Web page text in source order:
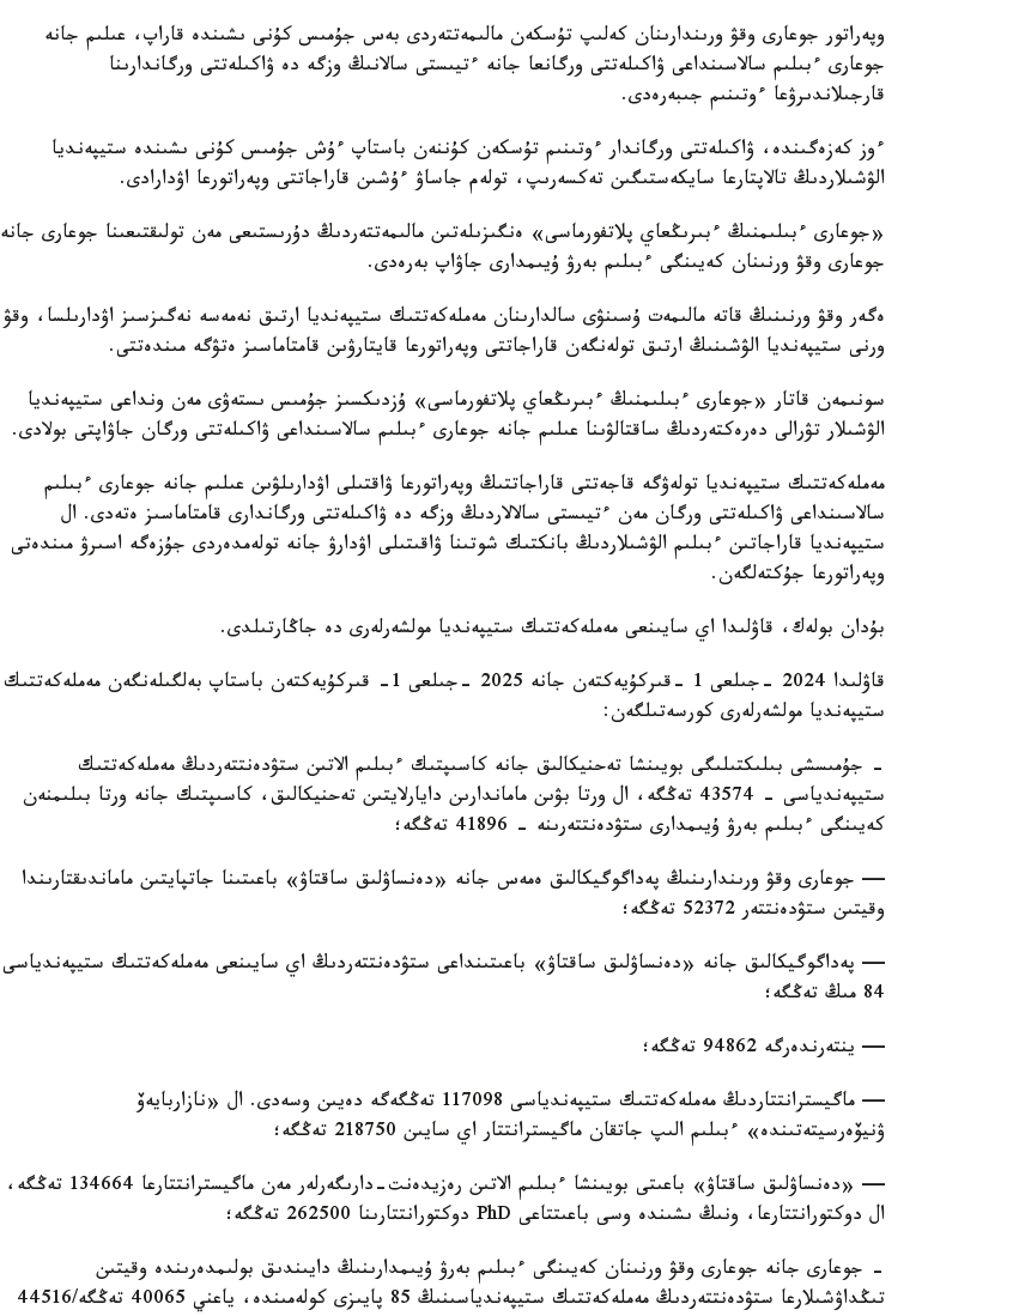
وپەراتور جوعارى وقۋ ورىندارىنان كەلىپ تۇسكەن مالىمەتتەردى بەس جۇمىس كۇنى ىشىندە قاراپ، عىلىم جانە
جوعارى ءبىلىم سالاسىنداعى ۋاكىلەتتى ورگانعا جانە ءتيىستى سالانىڭ وزگە دە ۋاكىلەتتى ورگاندارىنا
قارجىلاندىرۋعا ءوتىنىم جىبەرەدى.
ءوز كەزەگىندە، ۋاكىلەتتى ورگاندار ءوتىنىم تۇسكەن كۇننەن باستاپ ءۇش جۇمىس كۇنى ىشىندە ستيپەنديا
الۋشىلاردىڭ تالاپتارعا سايكەستىگىن تەكسەرىپ، تولەم جاساۋ ءۇشىن قاراجاتتى وپەراتورعا اۋدارادى.
«جوعارى ءبىلىمنىڭ ءبىرىڭعاي پلاتفورماسى» ەنگىزىلەتىن مالىمەتتەردىڭ دۇرىستىعى مەن تولىقتىعىنا جوعارى جانە
جوعارى وقۋ ورنىنان كەيىنگى ءبىلىم بەرۋ ۇيىمدارى جاۋاپ بەرەدى.
ەگەر وقۋ ورنىنىڭ قاتە مالىمەت ۇسىنۋى سالدارىنان مەملەكەتتىك ستيپەنديا ارتىق نەمەسە نەگىزسىز اۋدارىلسا، وقۋ
ورنى ستيپەنديا الۋشىنىڭ ارتىق تولەنگەن قاراجاتتى وپەراتورعا قايتارۋىن قامتاماسىز ەتۋگە مىندەتتى.
سونىمەن قاتار «جوعارى ءبىلىمنىڭ ءبىرىڭعاي پلاتفورماسى» ۇزدىكسىز جۇمىس ىستەۋى مەن ونداعى ستيپەنديا
الۋشىلار تۋرالى دەرەكتەردىڭ ساقتالۋىنا عىلىم جانە جوعارى ءبىلىم سالاسىنداعى ۋاكىلەتتى ورگان جاۋاپتى بولادى.
مەملەكەتتىك ستيپەنديا تولەۋگە قاجەتتى قاراجاتتىڭ وپەراتورعا ۋاقتىلى اۋدارىلۋىن عىلىم جانە جوعارى ءبىلىم
سالاسىنداعى ۋاكىلەتتى ورگان مەن ءتيىستى سالالاردىڭ وزگە دە ۋاكىلەتتى ورگاندارى قامتاماسىز ەتەدى. ال
ستيپەنديا قاراجاتىن ءبىلىم الۋشىلاردىڭ بانكتىك شوتىنا ۋاقىتىلى اۋدارۋ جانە تولەمدەردى جۇزەگە اسىرۋ مىندەتى
وپەراتورعا جۇكتەلگەن.
بۇدان بولەك، قاۋلىدا اي سايىنعى مەملەكەتتىك ستيپەنديا مولشەرلەرى دە جاڭارتىلدى.
قاۋلىدا 2024 -جىلعى 1 -قىركۇيەكتەن جانە 2025 -جىلعى 1- قىركۇيەكتەن باستاپ بەلگىلەنگەن مەملەكەتتىك
ستيپەنديا مولشەرلەرى كورسەتىلگەن:
- جۇمىسشى بىلىكتىلىگى بويىنشا تەحنيكالىق جانە كاسىپتىك ءبىلىم الاتىن ستۋدەنتتەردىڭ مەملەكەتتىك
ستيپەندياسى - 43574 تەڭگە، ال ورتا بۋىن ماماندارىن دايارلايتىن تەحنيكالىق، كاسىپتىك جانە ورتا بىلىمنەن
كەيىنگى ءبىلىم بەرۋ ۇيىمدارى ستۋدەنتتەرىنە - 41896 تەڭگە؛
— جوعارى وقۋ ورىندارىنىڭ پەداگوگيكالىق ەمەس جانە «دەنساۋلىق ساقتاۋ» باعىتىنا جاتپايتىن ماماندىقتارىندا
وقيتىن ستۋدەنتتەر 52372 تەڭگە؛
— پەداگوگيكالىق جانە «دەنساۋلىق ساقتاۋ» باعىتىنداعى ستۋدەنتتەردىڭ اي سايىنعى مەملەكەتتىك ستيپەندياسى
84 مىڭ تەڭگە؛
— ينتەرندەرگە 94862 تەڭگە؛
— ماگيسترانتتاردىڭ مەملەكەتتىك ستيپەندياسى 117098 تەڭگەگە دەيىن وسەدى. ال «نازاربايەۆ
ۋنيۆەرسيتەتىندە» ءبىلىم الىپ جاتقان ماگيسترانتتار اي سايىن 218750 تەڭگە؛
— «دەنساۋلىق ساقتاۋ» باعىتى بويىنشا ءبىلىم الاتىن رەزيدەنت-دارىگەرلەر مەن ماگيسترانتتارعا 134664 تەڭگە،
ال دوكتورانتتارعا، ونىڭ ىشىندە وسى باعىتتاعى PhD دوكتورانتتارىنا 262500 تەڭگە؛
- جوعارى جانە جوعارى وقۋ ورنىنان كەيىنگى ءبىلىم بەرۋ ۇيىمدارىنىڭ دايىندىق بولىمدەرىندە وقيتىن
تىڭداۋشىلارعا ستۋدەنتتەردىڭ مەملەكەتتىك ستيپەندياسىنىڭ 85 پايىزى كولەمىندە، ياعني 40065 تەڭگە/44516